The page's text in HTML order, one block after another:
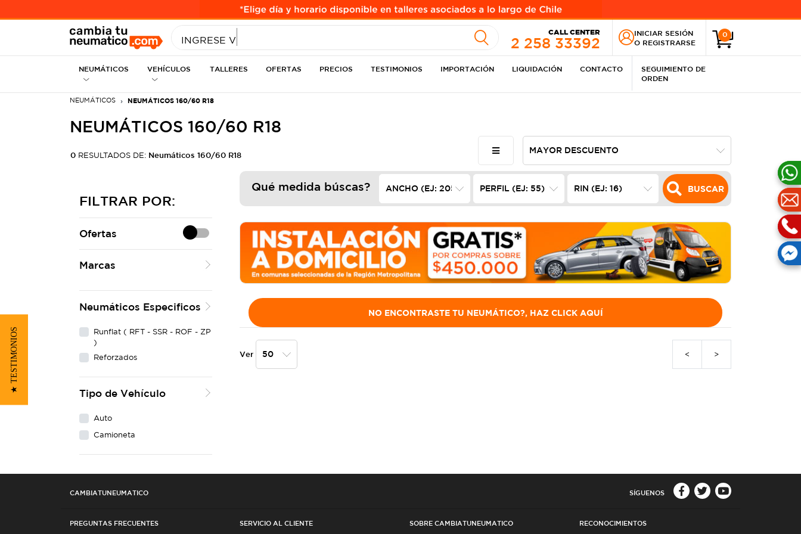
INGRESE MEDIDA
INGRESE VEHÍCULO
CALL CENTER
2 258 33392
INICIAR SESIÓN
O REGISTRARSE
0
NEUMÁTICOS VEHÍCULOS TALLERES OFERTAS PRECIOS TESTIMONIOS IMPORTACIÓN LIQUIDACIÓN CONTACTO
SEGUIMIENTO DE
ORDEN
NEUMÁTICOS NEUMÁTICOS 160/60 R18
NEUMÁTICOS 160/60 R18
0 RESULTADOS DE: Neumáticos 160/60 R18
FILTRAR POR:
Ofertas
Marcas
Neumáticos Especificos
Runflat ( RFT - SSR - ROF - ZP
)
Reforzados
Tipo de Vehículo
Auto
Camioneta
Qué medida búscas? BUSCAR
NO ENCONTRASTE TU NEUMÁTICO?, HAZ CLICK AQUÍ
Ver < >
CAMBIATUNEUMATICO SÍGUENOS
PREGUNTAS FRECUENTES SERVICIO AL CLIENTE SOBRE CAMBIATUNEUMATICO RECONOCIMIENTOS
★ TESTIMONIOS